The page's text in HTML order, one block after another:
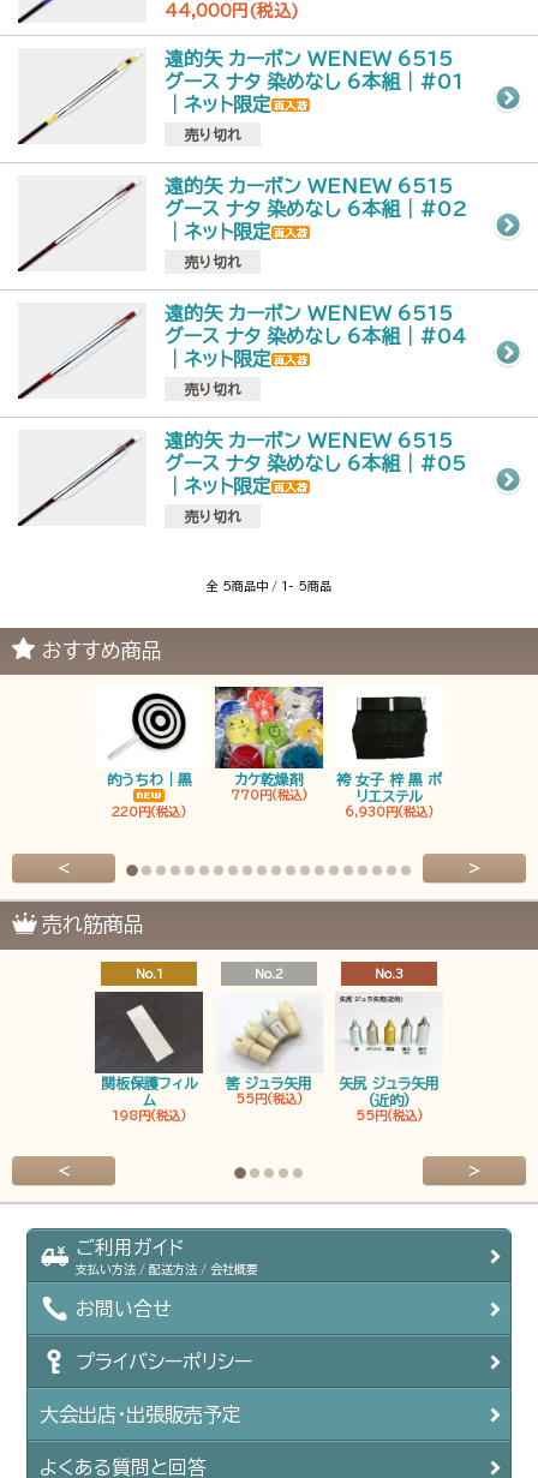
44,000円(税込)
遠的矢 カーボン WENEW 6515
グース ナタ 染めなし 6本組｜#01
｜ネット限定
売り切れ
遠的矢 カーボン WENEW 6515
グース ナタ 染めなし 6本組｜#02
｜ネット限定
売り切れ
遠的矢 カーボン WENEW 6515
グース ナタ 染めなし 6本組｜#04
｜ネット限定
売り切れ
遠的矢 カーボン WENEW 6515
グース ナタ 染めなし 6本組｜#05
｜ネット限定
売り切れ
全 5商品中 / 1- 5商品
おすすめ商品
的うちわ｜黒
220円(税込)
カケ乾燥剤
770円(税込)
袴 女子 梓 黒 ポ
リエステル
6,930円(税込)
< >
売れ筋商品
No.1
関板保護フィル
ム
198円(税込)
No.2
筈 ジュラ矢用
55円(税込)
No.3
矢尻 ジュラ矢用
(近的)
55円(税込)
< >
ご利用ガイド
支払い方法 / 配送方法 / 会社概要
お問い合せ
プライバシーポリシー
大会出店・出張販売予定
よくある質問と回答